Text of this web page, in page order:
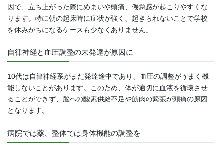
因で、立ち上がった際にめまいや頭痛、倦怠感が起こりやすくな
ります。特に朝の起床時に症状が強く、起きられないことで学校
を休みがちになるケースも少なくありません。
自律神経と血圧調整の未発達が原因に
10代は自律神経系がまだ発達途中であり、血圧の調整がうまく機
能しないことがあります。このため、体が適切に血液を循環させ
ることができず、脳への酸素供給不足や筋肉の緊張が頭痛の原因
となります。
病院では薬、整体では身体機能の調整を